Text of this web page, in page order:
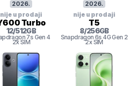
2026.
nije u prodaji
Turbo
12/512GB
7s Gen 4
2x SIM
2026.
nije u prodaji
T5
8/256GB
Snapdragon 6s 4G Gen 2
2x SIM